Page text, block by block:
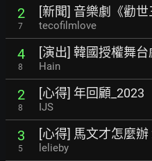
2
7
[新聞] 音樂劇《勸
tecofilmlove
4
8
[演出] 韓國授權舞
Hain
2
8
[心得] 年回顧_2023
IJS
3
5
[心得] 馬文才怎麼
lelieby